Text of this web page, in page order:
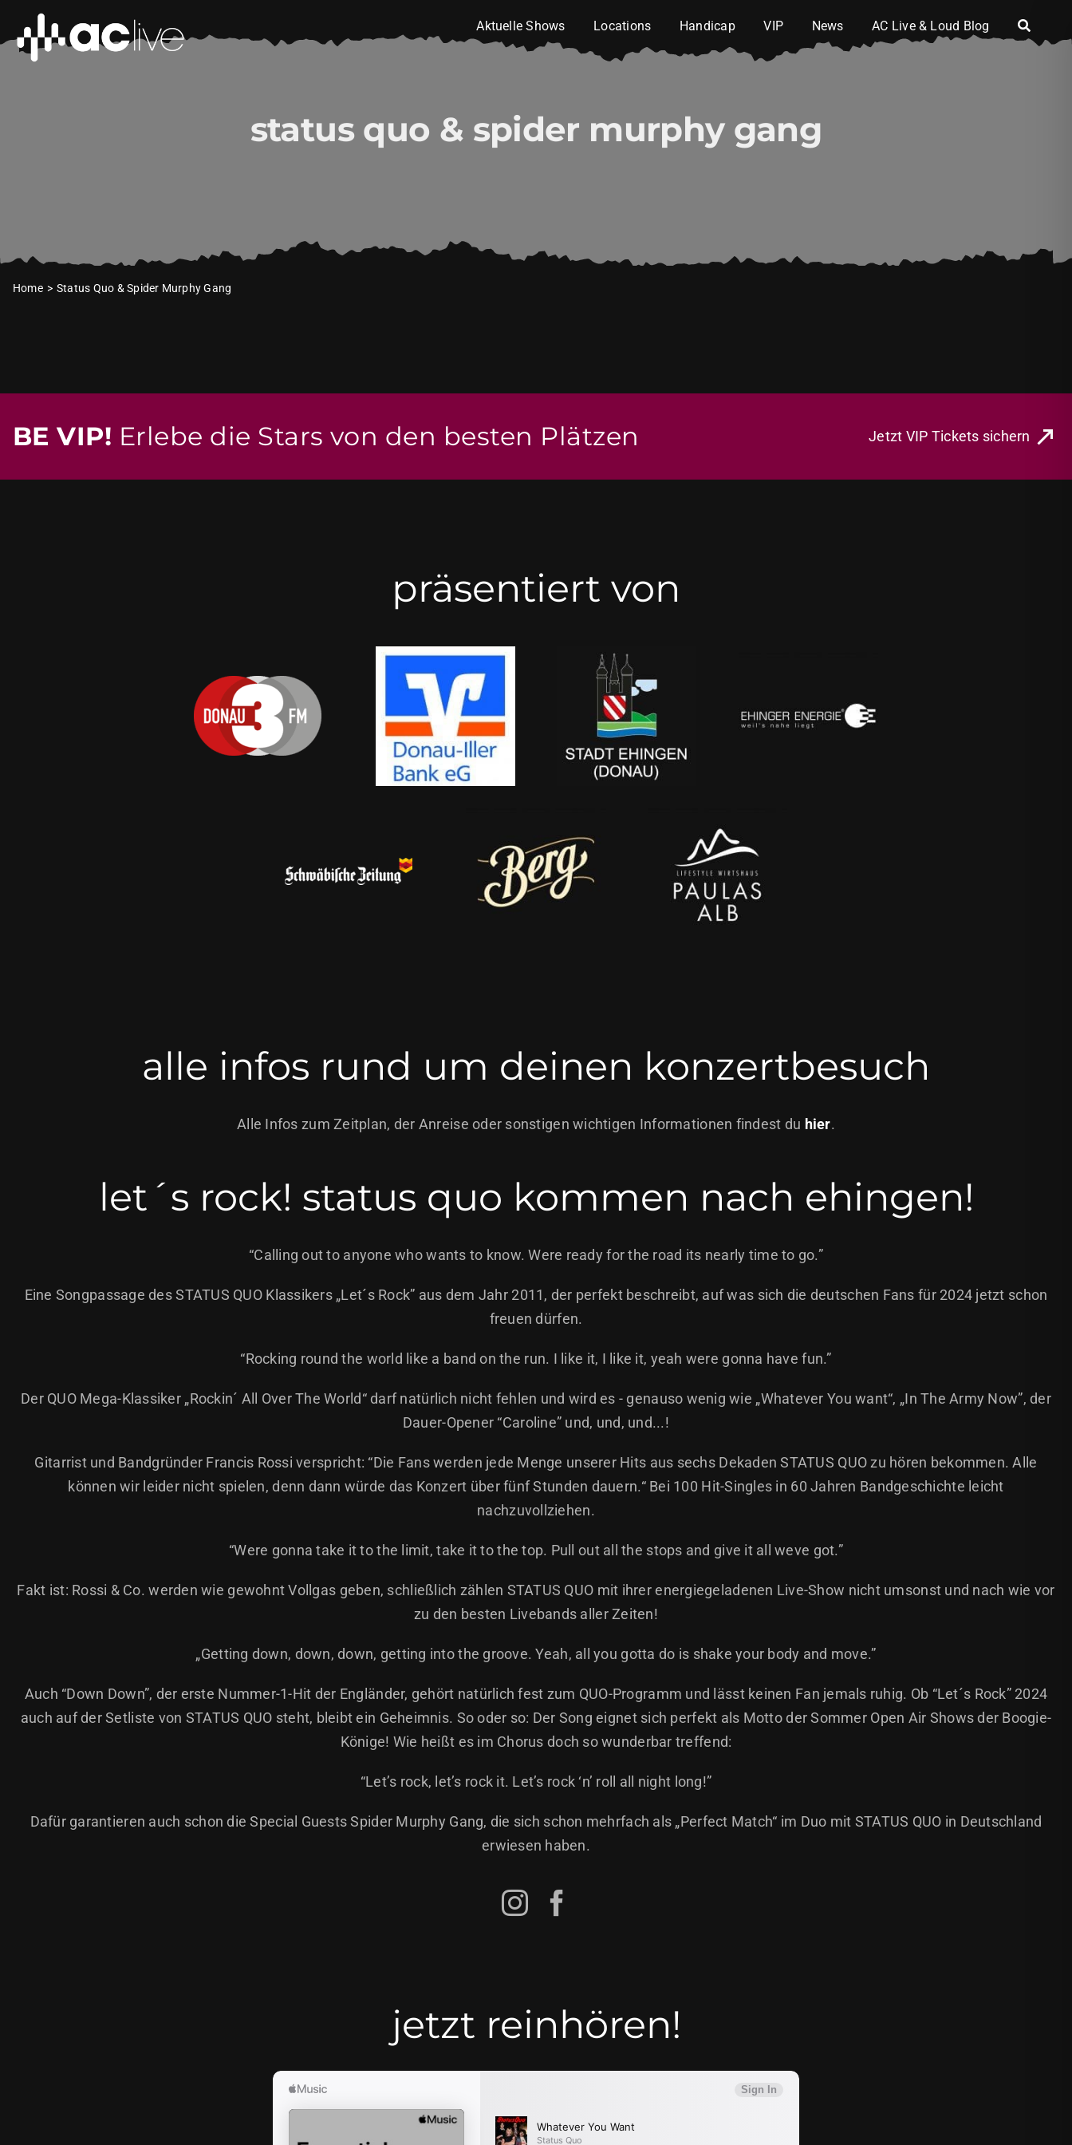
Inhalt
springen
Aktuelle Shows Locations Handicap VIP News AC Live & Loud Blog
status quo & spider murphy gang
Home Status Quo & Spider Murphy Gang
BE VIP! Erlebe die Stars von den besten Plätzen Jetzt VIP Tickets sichern
präsentiert von
alle infos rund um deinen konzertbesuch
Alle Infos zum Zeitplan, der Anreise oder sonstigen wichtigen Informationen findest du hier.
let´s rock! status quo kommen nach ehingen!
“Calling out to anyone who wants to know. Were ready for the road its nearly time to go.”
Eine Songpassage des STATUS QUO Klassikers „Let´s Rock” aus dem Jahr 2011, der perfekt beschreibt, auf was sich die deutschen Fans für 2024 jetzt schon
freuen dürfen.
“Rocking round the world like a band on the run. I like it, I like it, yeah were gonna have fun.”
Der QUO Mega-Klassiker „Rockin´ All Over The World“ darf natürlich nicht fehlen und wird es - genauso wenig wie „Whatever You want“, „In The Army Now”, der
Dauer-Opener “Caroline” und, und, und...!
Gitarrist und Bandgründer Francis Rossi verspricht: “Die Fans werden jede Menge unserer Hits aus sechs Dekaden STATUS QUO zu hören bekommen. Alle
können wir leider nicht spielen, denn dann würde das Konzert über fünf Stunden dauern.“ Bei 100 Hit-Singles in 60 Jahren Bandgeschichte leicht
nachzuvollziehen.
“Were gonna take it to the limit, take it to the top. Pull out all the stops and give it all weve got.”
Fakt ist: Rossi & Co. werden wie gewohnt Vollgas geben, schließlich zählen STATUS QUO mit ihrer energiegeladenen Live-Show nicht umsonst und nach wie vor
zu den besten Livebands aller Zeiten!
„Getting down, down, down, getting into the groove. Yeah, all you gotta do is shake your body and move.”
Auch “Down Down”, der erste Nummer-1-Hit der Engländer, gehört natürlich fest zum QUO-Programm und lässt keinen Fan jemals ruhig. Ob “Let´s Rock” 2024
auch auf der Setliste von STATUS QUO steht, bleibt ein Geheimnis. So oder so: Der Song eignet sich perfekt als Motto der Sommer Open Air Shows der Boogie-
Könige! Wie heißt es im Chorus doch so wunderbar treffend:
“Let’s rock, let’s rock it. Let’s rock ‘n’ roll all night long!”
Dafür garantieren auch schon die Special Guests Spider Murphy Gang, die sich schon mehrfach als „Perfect Match“ im Duo mit STATUS QUO in Deutschland
erwiesen haben.
jetzt reinhören!